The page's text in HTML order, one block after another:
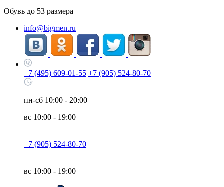
Обувь до 53 размера
info@bigmen.ru
+7 (495) 609-01-55 +7 (905) 524-80-70
пн-сб 10:00 - 20:00
вс 10:00 - 19:00
+7 (905) 524-80-70
вс 10:00 - 19:00